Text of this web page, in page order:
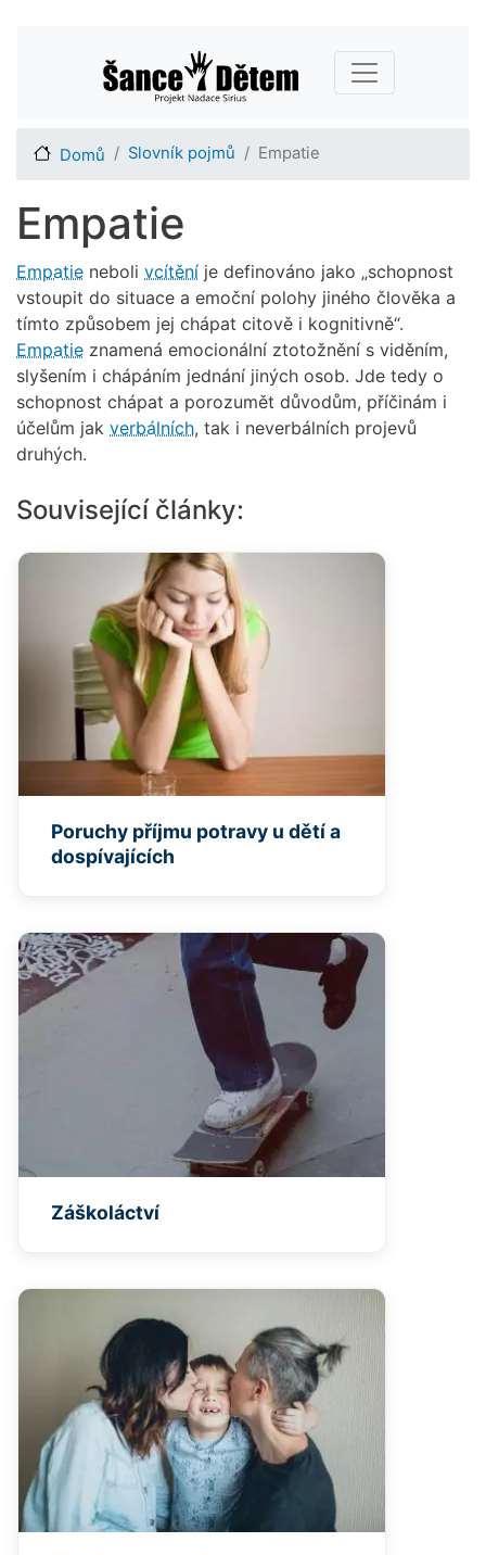
hlavnímu
obsahu
Main navigation
Domů Slovník pojmů Empatie
Empatie
Empatie neboli vcítění je definováno jako „schopnost
vstoupit do situace a emoční polohy jiného člověka a
tímto způsobem jej chápat citově i kognitivně“.
Empatie znamená emocionální ztotožnění s viděním,
slyšením i chápáním jednání jiných osob. Jde tedy o
schopnost chápat a porozumět důvodům, příčinám i
účelům jak verbálních, tak i neverbálních projevů
druhých.
Související články:
Poruchy příjmu potravy u dětí a
dospívajících
Záškoláctví